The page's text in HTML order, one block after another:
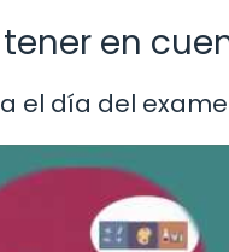
en
el día del